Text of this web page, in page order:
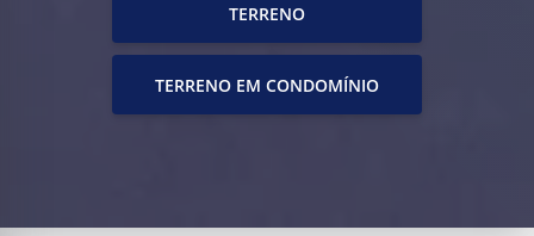
TERRENO
TERRENO EM CONDOMÍNIO